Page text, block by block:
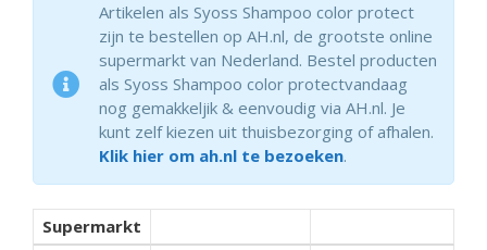
Artikelen als Syoss Shampoo color protect
zijn te bestellen op AH.nl, de grootste online
supermarkt van Nederland. Bestel producten
als Syoss Shampoo color protectvandaag
nog gemakkeljik & eenvoudig via AH.nl. Je
kunt zelf kiezen uit thuisbezorging of afhalen.
Klik hier om ah.nl te bezoeken.
Supermarkt